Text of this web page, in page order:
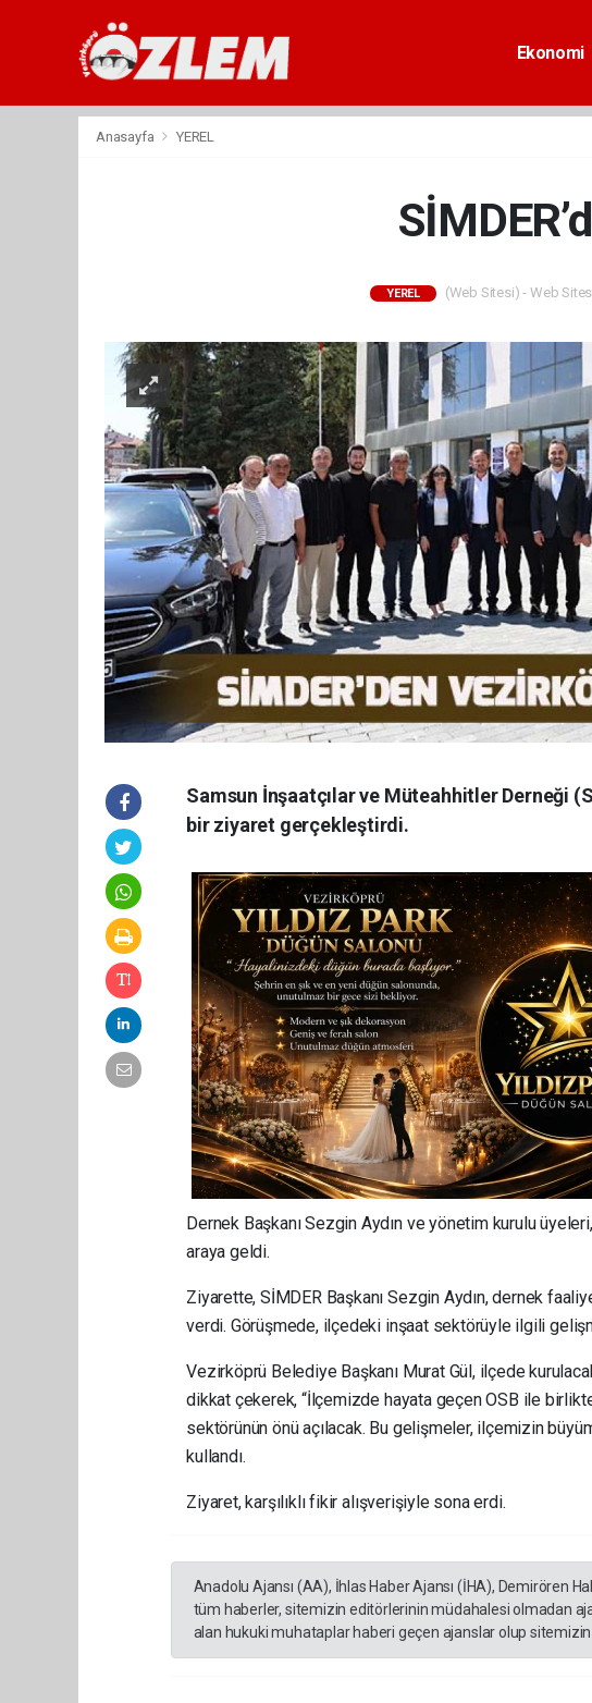
Ekonomi
Anasayfa YEREL
YEREL (Web Sitesi) - Web
Samsun İnşaatçılar ve Müteahhitler Derneği
bir ziyaret gerçekleştirdi.
Dernek Başkanı Sezgin Aydın ve yönetim kurulu
araya geldi.
Ziyarette, SİMDER Başkanı Sezgin Aydın, dernek
verdi. Görüşmede, ilçedeki inşaat sektörüyle ilgili
Vezirköprü Belediye Başkanı Murat Gül, ilçede
dikkat çekerek, “İlçemizde hayata geçen OSB ile
sektörünün önü açılacak. Bu gelişmeler, ilçemizin
kullandı.
Ziyaret, karşılıklı fikir alışverişiyle sona erdi.
Anadolu Ajansı (AA), İhlas Haber Ajansı (İHA), Demirören
tüm haberler, sitemizin editörlerinin müdahalesi olmadan
alan hukuki muhataplar haberi geçen ajanslar olup